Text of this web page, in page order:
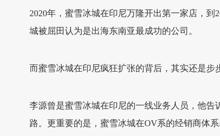
2020年，蜜雪冰城在印尼万隆开出第一家店，
城被屈田认为是出海东南亚最成功的公司。
而蜜雪冰城在印尼疯狂扩张的背后，其实还是步
李源曾是蜜雪冰城在印尼的一线业务人员，他
路。更重要的是，蜜雪冰城在OV系的经销商体